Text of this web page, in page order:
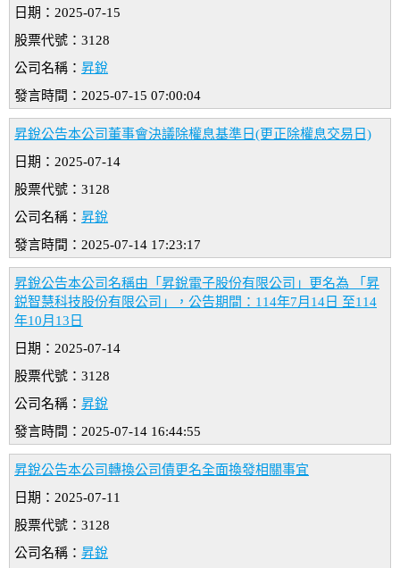
日期：2025-07-15
股票代號：3128
公司名稱： 昇銳
發言時間：2025-07-15 07:00:04
昇銳公告本公司董事會決議除權息基準日(更正除權息交易日)
日期：2025-07-14
股票代號：3128
公司名稱： 昇銳
發言時間：2025-07-14 17:23:17
昇銳公告本公司名稱由「昇銳電子股份有限公司」更名為 「昇
鋭智慧科技股份有限公司」，公告期間：114年7月14日 至114
年10月13日
日期：2025-07-14
股票代號：3128
公司名稱： 昇銳
發言時間：2025-07-14 16:44:55
昇銳公告本公司轉換公司債更名全面換發相關事宜
日期：2025-07-11
股票代號：3128
公司名稱： 昇銳